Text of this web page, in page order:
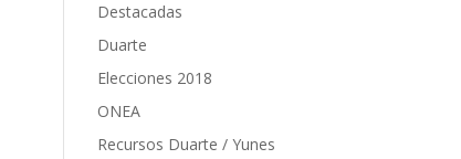
Destacadas
Duarte
Elecciones 2018
ONEA
Recursos Duarte / Yunes